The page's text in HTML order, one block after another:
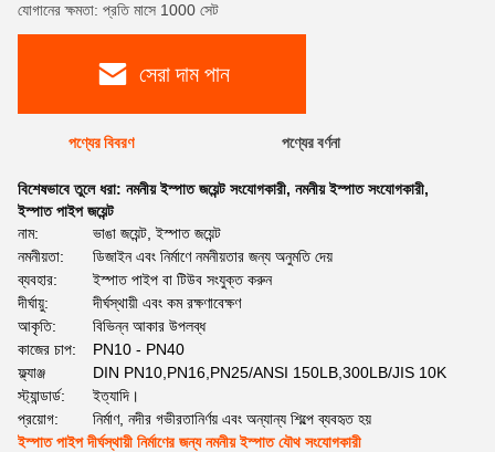
যোগানের ক্ষমতা: প্রতি মাসে 1000 সেট
সেরা দাম পান
পণ্যের বিবরণ পণ্যের বর্ণনা
বিশেষভাবে তুলে ধরা: নমনীয় ইস্পাত জয়েন্ট সংযোগকারী, নমনীয় ইস্পাত সংযোগকারী,
ইস্পাত পাইপ জয়েন্ট
নাম:
ভাঙা জয়েন্ট, ইস্পাত জয়েন্ট
নমনীয়তা:
ডিজাইন এবং নির্মাণে নমনীয়তার জন্য অনুমতি দেয়
ব্যবহার:
ইস্পাত পাইপ বা টিউব সংযুক্ত করুন
দীর্ঘায়ু:
দীর্ঘস্থায়ী এবং কম রক্ষণাবেক্ষণ
আকৃতি:
বিভিন্ন আকার উপলব্ধ
কাজের চাপ:
PN10 - PN40
ফ্ল্যাঞ্জ
স্ট্যান্ডার্ড:
DIN PN10,PN16,PN25/ANSI 150LB,300LB/JIS 10K
ইত্যাদি।
প্রয়োগ:
নির্মাণ, নদীর গভীরতানির্ণয় এবং অন্যান্য শিল্পে ব্যবহৃত হয়
ইস্পাত পাইপ দীর্ঘস্থায়ী নির্মাণের জন্য নমনীয় ইস্পাত যৌথ সংযোগকারী